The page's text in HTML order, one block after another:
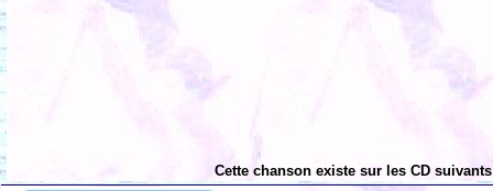
Cette chanson existe sur les CD